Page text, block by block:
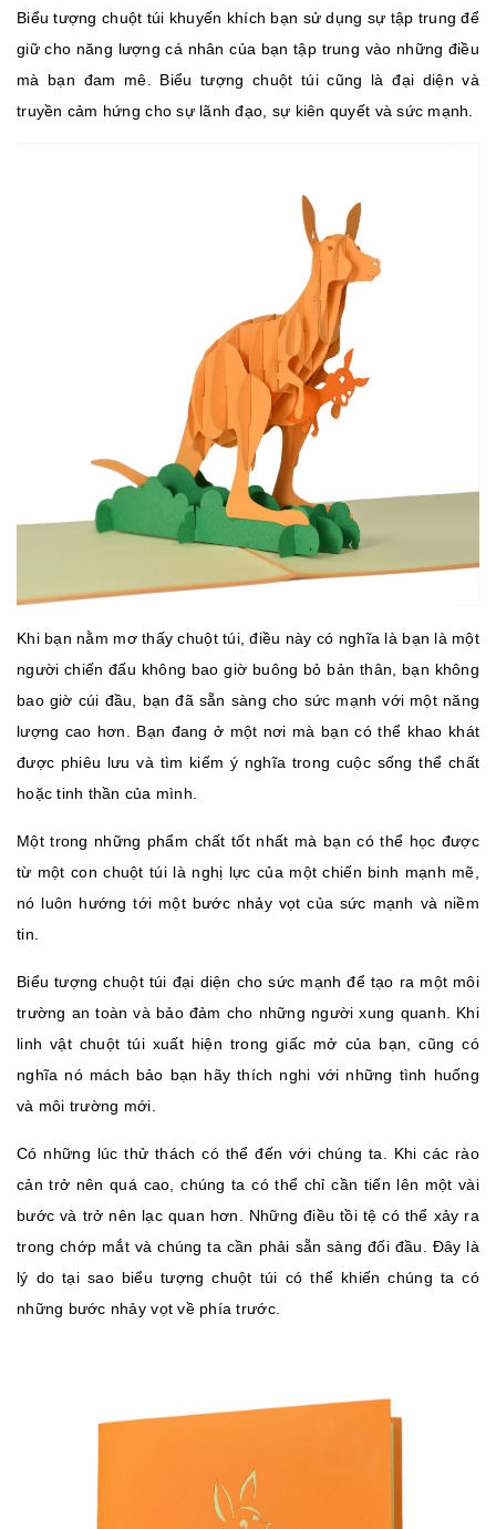
Biểu tượng chuột túi khuyến khích bạn sử dụng sự tập trung để
giữ cho năng lượng cá nhân của bạn tập trung vào những điều
mà bạn đam mê. Biểu tượng chuột túi cũng là đại diện và
truyền cảm hứng cho sự lãnh đạo, sự kiên quyết và sức mạnh.
Khi bạn nằm mơ thấy chuột túi, điều này có nghĩa là bạn là một
người chiến đấu không bao giờ buông bỏ bản thân, bạn không
bao giờ cúi đầu , bạn đã sẵn sàng cho sức mạnh với một năng
lượng cao hơn. Bạn đang ở một nơi mà bạn có thể khao khát
được phiêu lưu và tìm kiếm ý nghĩa trong cuộc sống thể chất
hoặc tinh thần của mình.
Một trong những phẩm chất tốt nhất mà bạn có thể học được
từ một con chuột túi là nghị lực của một chiến binh mạnh mẽ,
nó luôn hướng tới một bước nhảy vọt của sức mạnh và niềm
tin.
Biểu tượng chuột túi đại diện cho sức mạnh để tạo ra một môi
trường an toàn và bảo đảm cho những người xung quanh. Khi
linh vật chuột túi xuất hiện trong giấc mở của bạn, cũng có
nghĩa nó mách bảo bạn hãy thích nghi với những tình huống
và môi trường mới.
Có những lúc thử thách có thể đến với chúng ta. Khi các rào
cản trở nên quá cao, chúng ta có thể chỉ cần tiến lên một vài
bước và trở nên lạc quan hơn. Những điều tồi tệ có thể xảy ra
trong chớp mắt và chúng ta cần phải sẵn sàng đối đầu. Đây là
lý do tại sao biểu tượng chuột túi có thể khiến chúng ta có
những bước nhảy vọt về phía trước.